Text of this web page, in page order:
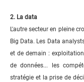
2. La data
L'autre secteur en pleine
Big Data. Les Data
et de demain :
de données... les
stratégie et la prise de